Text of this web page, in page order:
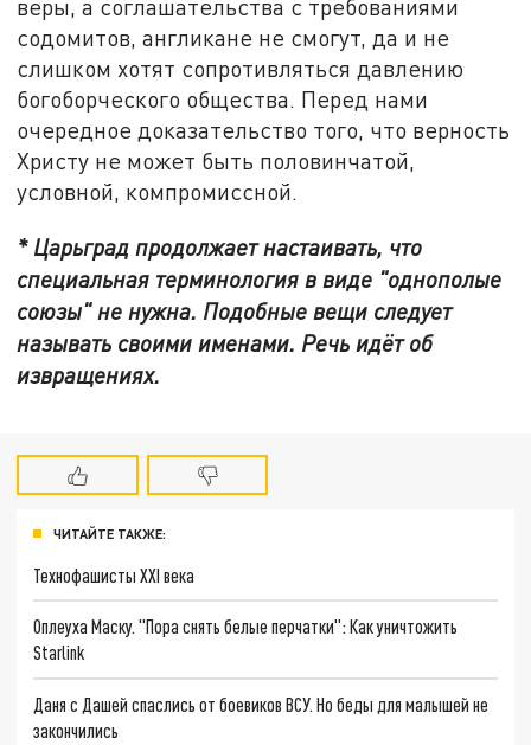
веры, а соглашательства с требованиями
содомитов, англикане не смогут, да и не
слишком хотят сопротивляться давлению
богоборческого общества. Перед нами
очередное доказательство того, что верность
Христу не может быть половинчатой,
условной, компромиссной.
* Царьград продолжает настаивать, что
специальная терминология в виде "однополые
союзы" не нужна. Подобные вещи следует
называть своими именами. Речь идёт об
извращениях.
ЧИТАЙТЕ ТАКЖЕ:
Технофашисты XXI века
Оплеуха Маску. "Пора снять белые перчатки": Как уничтожить
Starlink
Даня с Дашей спаслись от боевиков ВСУ. Но беды для малышей не
закончились